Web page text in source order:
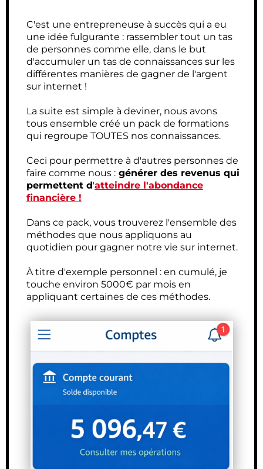
C'est une entrepreneuse à succès qui a eu
une idée fulgurante : rassembler tout un tas
de personnes comme elle, dans le but
d'accumuler un tas de connaissances sur les
différentes manières de gagner de l'argent
sur internet !
La suite est simple à deviner, nous avons
tous ensemble créé un pack de formations
qui regroupe TOUTES nos connaissances.
Ceci pour permettre à d'autres personnes de
faire comme nous : générer des revenus qui
permettent d'atteindre l'abondance
financière !
Dans ce pack, vous trouverez l'ensemble des
méthodes que nous appliquons au
quotidien pour gagner notre vie sur internet.
À titre d'exemple personnel : en cumulé, je
touche environ 5000€ par mois en
appliquant certaines de ces méthodes.